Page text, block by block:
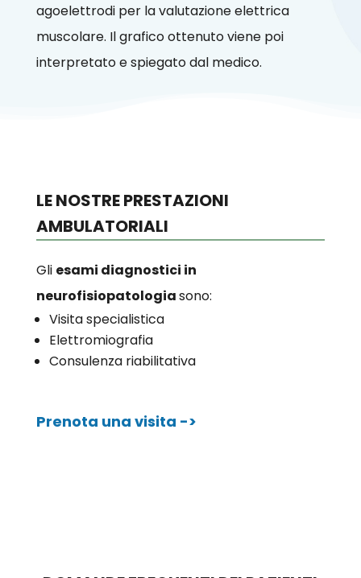
agoelettrodi per la valutazione elettrica
muscolare. Il grafico ottenuto viene poi
interpretato e spiegato dal medico.
LE NOSTRE PRESTAZIONI
AMBULATORIALI
Gli esami diagnostici in
neurofisiopatologiasono:
Visita specialistica
Elettromiografia
Consulenza riabilitativa
Prenota una visita ->